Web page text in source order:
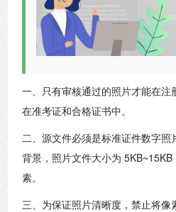
一、只有审核通过的照片才能在注
在准考证和合格证书中。
二、源文件必须是标准证件数字
背景，照片文件大小为
素。
三、为保证照片清晰度，禁止将